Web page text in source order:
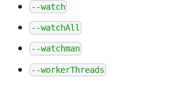
--watch
--watchAll
--watchman
--workerThreads